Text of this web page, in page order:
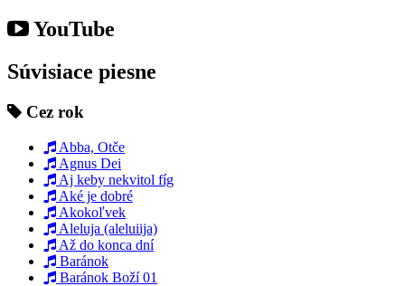
YouTube
Súvisiace piesne
Cez rok
Abba, Otče
Agnus Dei
Aj keby nekvitol fíg
Aké je dobré
Akokoľvek
Aleluja (aleluiija)
Až do konca dní
Baránok
Baránok Boží 01